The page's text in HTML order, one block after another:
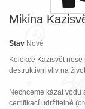
Mikina
Stav Nové
Kolekce Kazisvět
destruktivní vliv na
Nechceme kázat vodu
certifikací udržitelné